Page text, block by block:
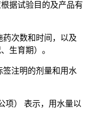
据试验目的及产品有
次数和时间，以及
生育期）。
签注明的剂量和用水
项） 表示，用水量以